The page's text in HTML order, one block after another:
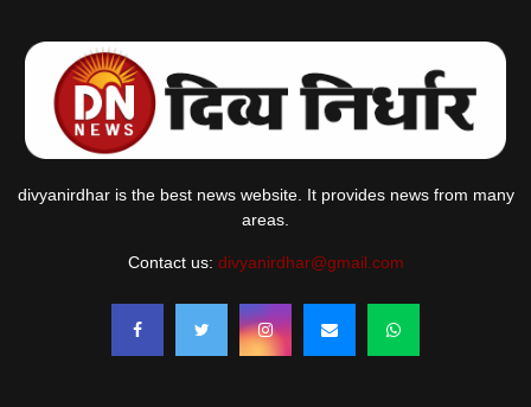
divyanirdhar is the best news website. It provides news from many
areas.
Contact us: divyanirdhar@gmail.com